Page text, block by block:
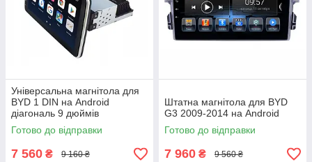
Універсальна магнітола для
BYD 1 DIN на Android
діагональ 9 дюймів
Готово до відправки
7 560 ₴ 9 160 ₴
Штатна магнітола для BYD
G3 2009-2014 на Android
Готово до відправки
7 960 ₴ 9 560 ₴